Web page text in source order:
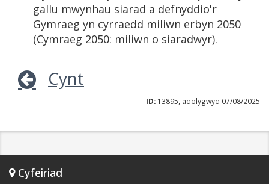
gallu mwynhau siarad a defnyddio'r
Gymraeg yn cyrraedd miliwn erbyn 2050
(Cymraeg 2050: miliwn o siaradwyr).
Cynt
ID: 13895, adolygwyd 07/08/2025
Cyfeiriad